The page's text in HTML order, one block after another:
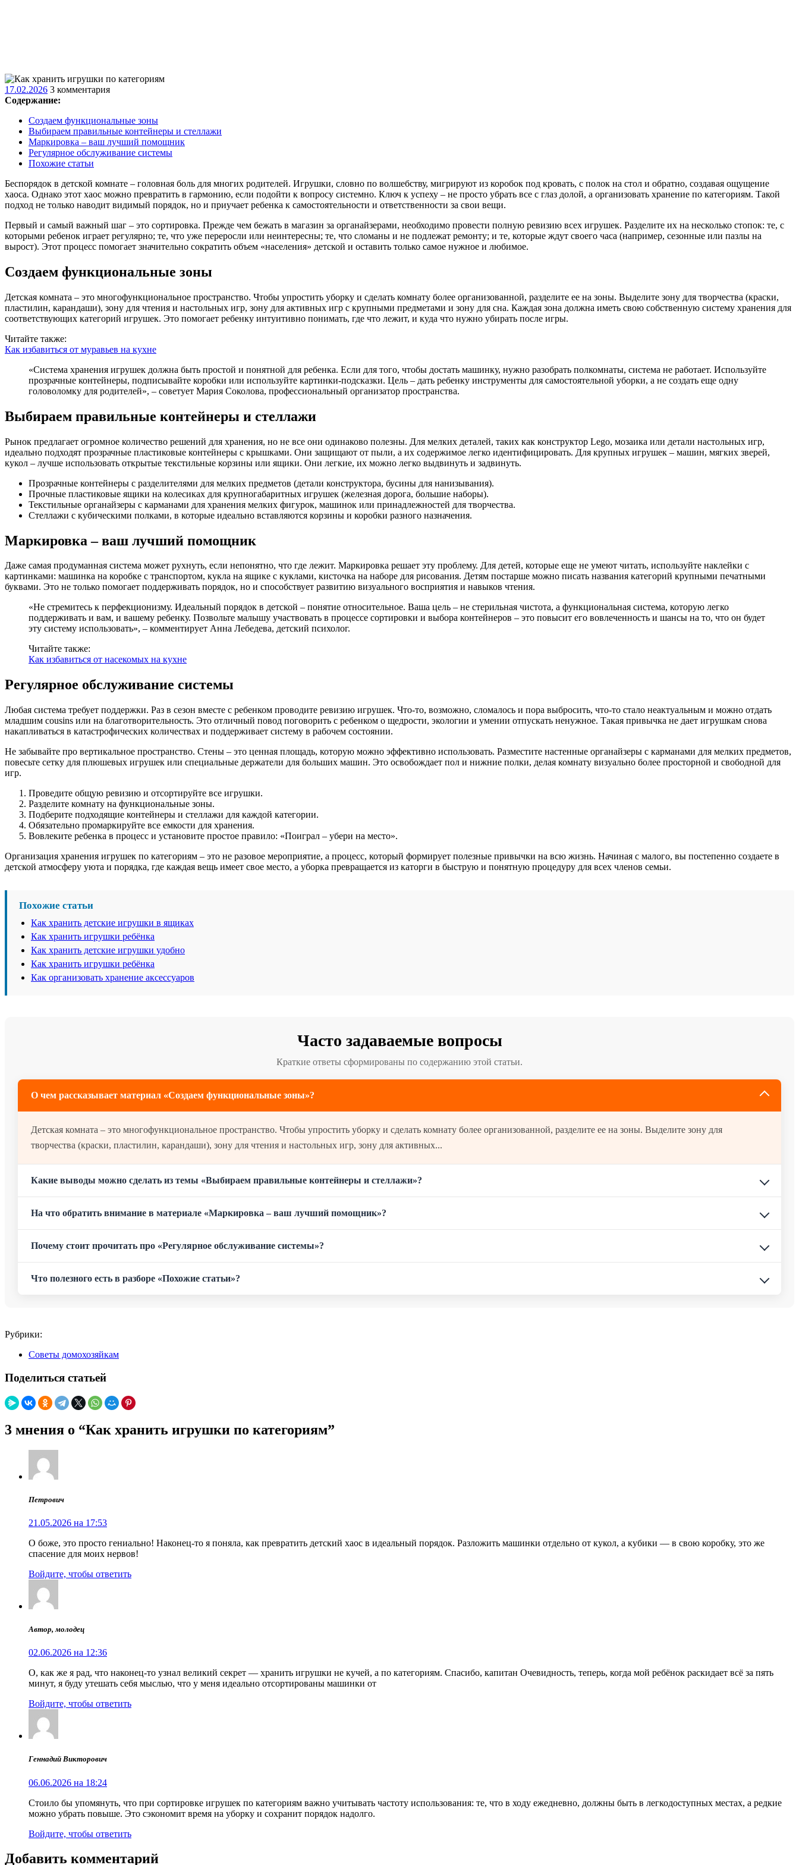
17.02.202617.02.2026
3 комментария
Содержание:
Создаем функциональные зоны
Выбираем правильные контейнеры и стеллажи
Маркировка – ваш лучший помощник
Регулярное обслуживание системы
Похожие статьи
Беспорядок в детской комнате – головная боль для многих родителей. Игрушки, словно по волшебству, мигрируют из коробок под кровать, с полок на стол и обратно, создавая ощущение
хаоса. Однако этот хаос можно превратить в гармонию, если подойти к вопросу системно. Ключ к успеху – не просто убрать все с глаз долой, а организовать хранение по категориям. Такой
подход не только наводит видимый порядок, но и приучает ребенка к самостоятельности и ответственности за свои вещи.
Первый и самый важный шаг – это сортировка. Прежде чем бежать в магазин за органайзерами, необходимо провести полную ревизию всех игрушек. Разделите их на несколько стопок: те, с
которыми ребенок играет регулярно; те, что уже переросли или неинтересны; те, что сломаны и не подлежат ремонту; и те, которые ждут своего часа (например, сезонные или пазлы на
вырост). Этот процесс помогает значительно сократить объем «населения» детской и оставить только самое нужное и любимое.
Создаем функциональные зоны
Детская комната – это многофункциональное пространство. Чтобы упростить уборку и сделать комнату более организованной, разделите ее на зоны. Выделите зону для творчества (краски,
пластилин, карандаши), зону для чтения и настольных игр, зону для активных игр с крупными предметами и зону для сна. Каждая зона должна иметь свою собственную систему хранения для
соответствующих категорий игрушек. Это помогает ребенку интуитивно понимать, где что лежит, и куда что нужно убирать после игры.
Читайте также:
Как избавиться от муравьев на кухне
«Система хранения игрушек должна быть простой и понятной для ребенка. Если для того, чтобы достать машинку, нужно разобрать полкомнаты, система не работает. Используйте
прозрачные контейнеры, подписывайте коробки или используйте картинки-подсказки. Цель – дать ребенку инструменты для самостоятельной уборки, а не создать еще одну
головоломку для родителей», – советует Мария Соколова, профессиональный организатор пространства.
Выбираем правильные контейнеры и стеллажи
Рынок предлагает огромное количество решений для хранения, но не все они одинаково полезны. Для мелких деталей, таких как конструктор Lego, мозаика или детали настольных игр,
идеально подходят прозрачные пластиковые контейнеры с крышками. Они защищают от пыли, а их содержимое легко идентифицировать. Для крупных игрушек – машин, мягких зверей,
кукол – лучше использовать открытые текстильные корзины или ящики. Они легкие, их можно легко выдвинуть и задвинуть.
Прозрачные контейнеры с разделителями для мелких предметов (детали конструктора, бусины для нанизывания).
Прочные пластиковые ящики на колесиках для крупногабаритных игрушек (железная дорога, большие наборы).
Текстильные органайзеры с карманами для хранения мелких фигурок, машинок или принадлежностей для творчества.
Стеллажи с кубическими полками, в которые идеально вставляются корзины и коробки разного назначения.
Маркировка – ваш лучший помощник
Даже самая продуманная система может рухнуть, если непонятно, что где лежит. Маркировка решает эту проблему. Для детей, которые еще не умеют читать, используйте наклейки с
картинками: машинка на коробке с транспортом, кукла на ящике с куклами, кисточка на наборе для рисования. Детям постарше можно писать названия категорий крупными печатными
буквами. Это не только помогает поддерживать порядок, но и способствует развитию визуального восприятия и навыков чтения.
«Не стремитесь к перфекционизму. Идеальный порядок в детской – понятие относительное. Ваша цель – не стерильная чистота, а функциональная система, которую легко
поддерживать и вам, и вашему ребенку. Позвольте малышу участвовать в процессе сортировки и выбора контейнеров – это повысит его вовлеченность и шансы на то, что он будет
эту систему использовать», – комментирует Анна Лебедева, детский психолог.
Читайте также:
Как избавиться от насекомых на кухне
Регулярное обслуживание системы
Любая система требует поддержки. Раз в сезон вместе с ребенком проводите ревизию игрушек. Что-то, возможно, сломалось и пора выбросить, что-то стало неактуальным и можно отдать
младшим cousins или на благотворительность. Это отличный повод поговорить с ребенком о щедрости, экологии и умении отпускать ненужное. Такая привычка не дает игрушкам снова
накапливаться в катастрофических количествах и поддерживает систему в рабочем состоянии.
Не забывайте про вертикальное пространство. Стены – это ценная площадь, которую можно эффективно использовать. Разместите настенные органайзеры с карманами для мелких предметов,
повесьте сетку для плюшевых игрушек или специальные держатели для больших машин. Это освобождает пол и нижние полки, делая комнату визуально более просторной и свободной для
игр.
Проведите общую ревизию и отсортируйте все игрушки.
Разделите комнату на функциональные зоны.
Подберите подходящие контейнеры и стеллажи для каждой категории.
Обязательно промаркируйте все емкости для хранения.
Вовлеките ребенка в процесс и установите простое правило: «Поиграл – убери на место».
Организация хранения игрушек по категориям – это не разовое мероприятие, а процесс, который формирует полезные привычки на всю жизнь. Начиная с малого, вы постепенно создаете в
детской атмосферу уюта и порядка, где каждая вещь имеет свое место, а уборка превращается из каторги в быструю и понятную процедуру для всех членов семьи.
Похожие статьи
Как хранить детские игрушки в ящиках
Как хранить игрушки ребёнка
Как хранить детские игрушки удобно
Как хранить игрушки ребёнка
Как организовать хранение аксессуаров
Часто задаваемые вопросы
Краткие ответы сформированы по содержанию этой статьи.
О чем рассказывает материал «Создаем функциональные зоны»?
Детская комната – это многофункциональное пространство. Чтобы упростить уборку и сделать комнату более организованной, разделите ее на зоны. Выделите зону для
творчества (краски, пластилин, карандаши), зону для чтения и настольных игр, зону для активных...
Какие выводы можно сделать из темы «Выбираем правильные контейнеры и стеллажи»?
На что обратить внимание в материале «Маркировка – ваш лучший помощник»?
Почему стоит прочитать про «Регулярное обслуживание системы»?
Что полезного есть в разборе «Похожие статьи»?
Рубрики:
Советы домохозяйкам
Поделиться статьей
3 мнения о “Как хранить игрушки по категориям”
Петрович
21.05.2026 на 17:53
О боже, это просто гениально! Наконец-то я поняла, как превратить детский хаос в идеальный порядок. Разложить машинки отдельно от кукол, а кубики — в свою коробку, это же
спасение для моих нервов!
Войдите, чтобы ответить
Автор, молодец
02.06.2026 на 12:36
О, как же я рад, что наконец-то узнал великий секрет — хранить игрушки не кучей, а по категориям. Спасибо, капитан Очевидность, теперь, когда мой ребёнок раскидает всё за пять
минут, я буду утешать себя мыслью, что у меня идеально отсортированы машинки от
Войдите, чтобы ответить
Геннадий Викторович
06.06.2026 на 18:24
Стоило бы упомянуть, что при сортировке игрушек по категориям важно учитывать частоту использования: те, что в ходу ежедневно, должны быть в легкодоступных местах, а редкие
можно убрать повыше. Это сэкономит время на уборку и сохранит порядок надолго.
Войдите, чтобы ответить
Добавить комментарий